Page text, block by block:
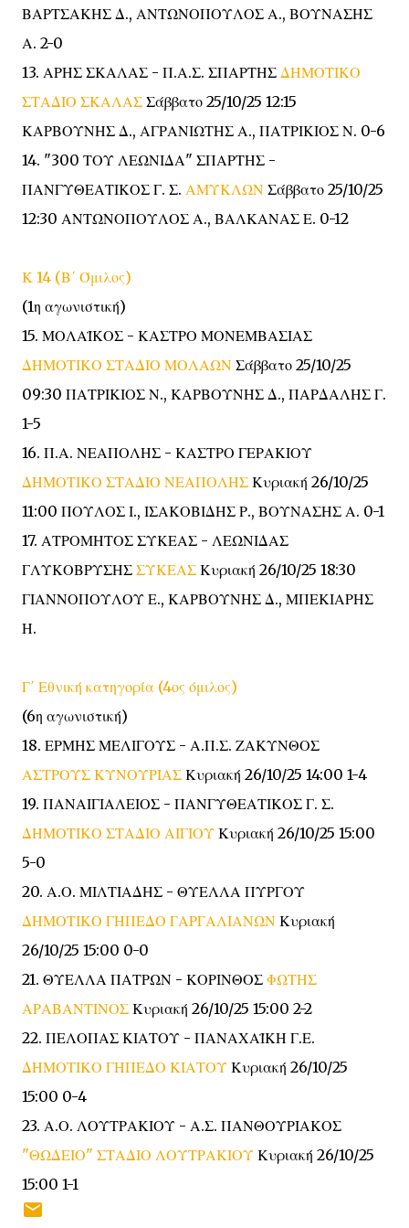
ΒΑΡΤΣΑΚΗΣ Δ., ΑΝΤΩΝΟΠΟΥΛΟΣ Α., ΒΟΥΝΑΣΗΣ
Α. 2-0
13. ΑΡΗΣ ΣΚΑΛΑΣ - Π.Α.Σ. ΣΠΑΡΤΗΣ ΔΗΜΟΤΙΚΟ
ΣΤΑΔΙΟ ΣΚΑΛΑΣ Σάββατο 25/10/25 12:15
ΚΑΡΒΟΥΝΗΣ Δ., ΑΓΡΑΝΙΩΤΗΣ Α., ΠΑΤΡΙΚΙΟΣ Ν. 0-6
14. "300 ΤΟΥ ΛΕΩΝΙΔΑ" ΣΠΑΡΤΗΣ -
ΠΑΝΓΥΘΕΑΤΙΚΟΣ Γ. Σ. ΑΜΥΚΛΩΝ Σάββατο 25/10/25
12:30 ΑΝΤΩΝΟΠΟΥΛΟΣ Α., ΒΑΛΚΑΝΑΣ Ε. 0-12
Κ 14 (Β΄ Όμιλος)
(1η αγωνιστική)
15. ΜΟΛΑΪΚΟΣ - ΚΑΣΤΡΟ ΜΟΝΕΜΒΑΣΙΑΣ
ΔΗΜΟΤΙΚΟ ΣΤΑΔΙΟ ΜΟΛΑΩΝ Σάββατο 25/10/25
09:30 ΠΑΤΡΙΚΙΟΣ Ν., ΚΑΡΒΟΥΝΗΣ Δ., ΠΑΡΔΑΛΗΣ Γ.
1-5
16. Π.Α. ΝΕΑΠΟΛΗΣ - ΚΑΣΤΡΟ ΓΕΡΑΚΙΟΥ
ΔΗΜΟΤΙΚΟ ΣΤΑΔΙΟ ΝΕΑΠΟΛΗΣ Κυριακή 26/10/25
11:00 ΠΟΥΛΟΣ Ι., ΙΣΑΚΟΒΙΔΗΣ Ρ., ΒΟΥΝΑΣΗΣ Α. 0-1
17. ΑΤΡΟΜΗΤΟΣ ΣΥΚΕΑΣ - ΛΕΩΝΙΔΑΣ
ΓΛΥΚΟΒΡΥΣΗΣ ΣΥΚΕΑΣ Κυριακή 26/10/25 18:30
ΓΙΑΝΝΟΠΟΥΛΟΥ Ε., ΚΑΡΒΟΥΝΗΣ Δ., ΜΠΕΚΙΑΡΗΣ
Η.
Γ΄ Εθνική κατηγορία (4ος όμιλος)
(6η αγωνιστική)
18. ΕΡΜΗΣ ΜΕΛΙΓΟΥΣ - Α.Π.Σ. ΖΑΚΥΝΘΟΣ
ΑΣΤΡΟΥΣ ΚΥΝΟΥΡΙΑΣ Κυριακή 26/10/25 14:00 1-4
19. ΠΑΝΑΙΓΙΑΛΕΙΟΣ - ΠΑΝΓΥΘΕΑΤΙΚΟΣ Γ. Σ.
ΔΗΜΟΤΙΚΟ ΣΤΑΔΙΟ ΑΙΓΙΟΥ Κυριακή 26/10/25 15:00
5-0
20. Α.Ο. ΜΙΛΤΙΑΔΗΣ - ΘΥΕΛΛΑ ΠΥΡΓΟΥ
ΔΗΜΟΤΙΚΟ ΓΗΠΕΔΟ ΓΑΡΓΑΛΙΑΝΩΝ Κυριακή
26/10/25 15:00 0-0
21. ΘΥΕΛΛΑ ΠΑΤΡΩΝ - ΚΟΡΙΝΘΟΣ ΦΩΤΗΣ
ΑΡΑΒΑΝΤΙΝΟΣ Κυριακή 26/10/25 15:00 2-2
22. ΠΕΛΟΠΑΣ ΚΙΑΤΟΥ - ΠΑΝΑΧΑΪΚΗ Γ.Ε.
ΔΗΜΟΤΙΚΟ ΓΗΠΕΔΟ ΚΙΑΤΟΥ Κυριακή 26/10/25
15:00 0-4
23. Α.Ο. ΛΟΥΤΡΑΚΙΟΥ - Α.Σ. ΠΑΝΘΟΥΡΙΑΚΟΣ
"ΘΩΔΕΙΟ" ΣΤΑΔΙΟ ΛΟΥΤΡΑΚΙΟΥ Κυριακή 26/10/25
15:00 1-1